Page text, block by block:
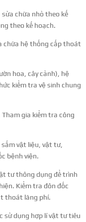
chữa nhỏ theo kế
theo kế hoạch.
chữa hệ thống cấp thoát
hoa, cây cảnh), hệ
kiểm tra vệ sinh chung
gia kiểm tra công
vật liệu, vật tư,
bệnh viện.
tư thông dụng để trình
Kiểm tra đôn đốc
thoát lãng phí.
sử dụng hợp lí vật tư tiêu